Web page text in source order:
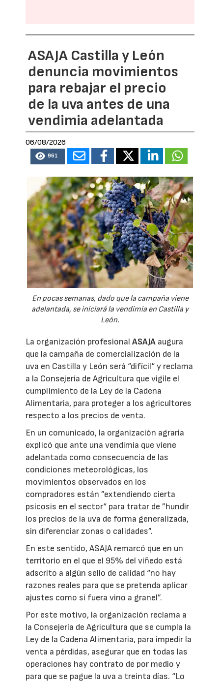
ASAJA Castilla y León
denuncia movimientos
para rebajar el precio
de la uva antes de una
vendimia adelantada
06/08/2026
961
En pocas semanas, dado que la campaña viene
adelantada, se iniciará la vendimia en Castilla y
León.
La organización profesionalASAJA augura
que la campaña de comercialización de la
uva en Castilla y León será “difícil“ y reclama
a la Consejería de Agricultura que vigile el
cumplimiento de la Ley de la Cadena
Alimentaria, para proteger a los agricultores
respecto a los precios de venta.
En un comunicado, la organización agraria
explicó que ante una vendimia que viene
adelantada como consecuencia de las
condiciones meteorológicas, los
movimientos observados en los
compradores están ”extendiendo cierta
psicosis en el sector“ para tratar de ”hundir
los precios de la uva de forma generalizada,
sin diferenciar zonas o calidades”.
En este sentido, ASAJA remarcó que en un
territorio en el que el 95% del viñedo está
adscrito a algún sello de calidad “no hay
razones reales para que se pretenda aplicar
ajustes como si fuera vino a granel”.
Por este motivo, la organización reclama a
la Consejería de Agricultura que se cumpla la
Ley de la Cadena Alimentaria, para impedir la
venta a pérdidas, asegurar que en todas las
operaciones hay contrato de por medio y
para que se pague la uva a treinta días. “Lo